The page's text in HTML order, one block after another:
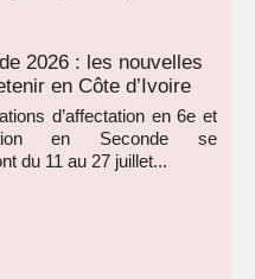
2026 : les nouvelles
en Côte d’Ivoire
d’affectation en 6e et
en Seconde se
du 11 au 27 juillet...